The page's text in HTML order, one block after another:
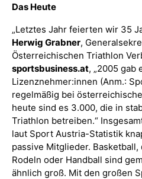
Das Heute
„Letztes Jahr feierten wir 35
Herwig Grabner,
Österreichischen Triathlon
sportsbusiness.at, „2005 gab
Lizenznehmer:innen (Anm.:
regelmäßig bei
heute sind es 3.000, die in
Triathlon betreiben.“
laut Sport Austria-Statistik
passive Mitglieder.
Rodeln oder Handball sind
ähnlich groß. Mit den großen